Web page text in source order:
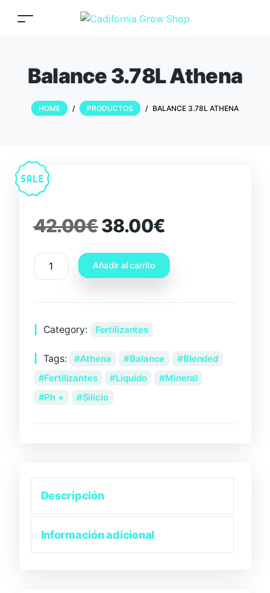
Balance 3.78L Athena
HOME / PRODUCTOS / BALANCE 3.78L ATHENA
42.00€38.00€
Añadir al carrito
Category: Fertilizantes
Tags: Athena Balance
Blended
Fertilizantes
Liquido
Mineral
Ph +
Silicio
Descripción
Información adicional